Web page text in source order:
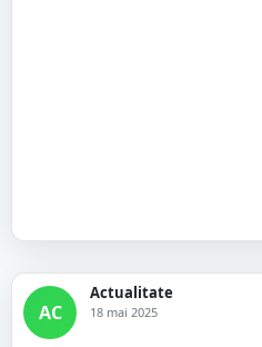
AC
Actualitate
18 mai 2025